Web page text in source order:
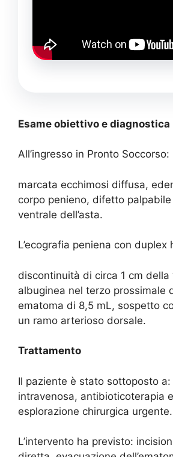
Esame obiettivo e diagnostica
All’ingresso in Pronto Soccorso:
marcata ecchimosi diffusa,
corpo penieno, difetto
ventrale dell’asta.
L’ecografia peniena con duplex
discontinuità di circa 1 cm della
albuginea nel terzo prossimale
ematoma di 8,5 mL, sospetto
un ramo arterioso dorsale.
Trattamento
Il paziente è stato sottoposto a:
intravenosa, antibioticoterapia
esplorazione chirurgica urgente.
L’intervento ha previsto: